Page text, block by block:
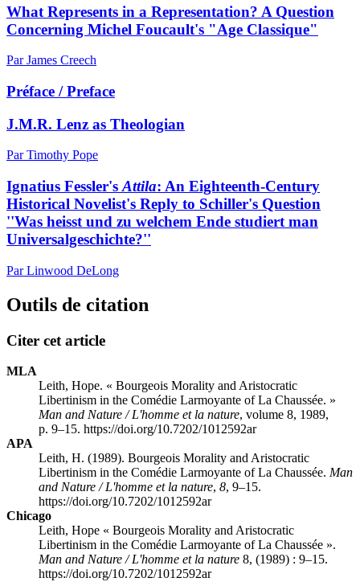
What Represents in a Representation? A Question
Concerning Michel Foucault's "Age Classique"
Par James Creech
Préface / Preface
J.M.R. Lenz as Theologian
Par Timothy Pope
Ignatius Fessler's Attila: An Eighteenth-Century
Historical Novelist's Reply to Schiller's Question
''Was heisst und zu welchem Ende studiert man
Universalgeschichte?''
Par Linwood DeLong
Outils de citation
Citer cet article
MLA
Leith, Hope. « Bourgeois Morality and Aristocratic
Libertinism in the Comédie Larmoyante of La Chaussée. »
Man and Nature / L'homme et la nature, volume 8, 1989,
p. 9–15. https://doi.org/10.7202/1012592ar
APA
Leith, H. (1989). Bourgeois Morality and Aristocratic
Libertinism in the Comédie Larmoyante of La Chaussée. Man
and Nature / L'homme et la nature, 8, 9–15.
https://doi.org/10.7202/1012592ar
Chicago
Leith, Hope « Bourgeois Morality and Aristocratic
Libertinism in the Comédie Larmoyante of La Chaussée ».
Man and Nature / L'homme et la nature 8, (1989) : 9–15.
https://doi.org/10.7202/1012592ar